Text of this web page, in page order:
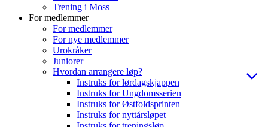
Trening i Moss
For medlemmer
For medlemmer
For nye medlemmer
Urokråker
Juniorer
Hvordan arrangere løp?
Instruks for lørdagskjappen
Instruks for Ungdomsserien
Instruks for Østfoldsprinten
Instruks for nyttårsløpet